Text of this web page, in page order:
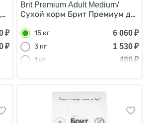
Индейка 15 кгпищеварением Индейка
взрослых собак Мелких пород Курица
₽
₽
Brit Premium Adult Medium/
Сухой корм Брит Премиум для
15 кг 6 060₽
3 кг
1 530₽
1 кг
480 ₽